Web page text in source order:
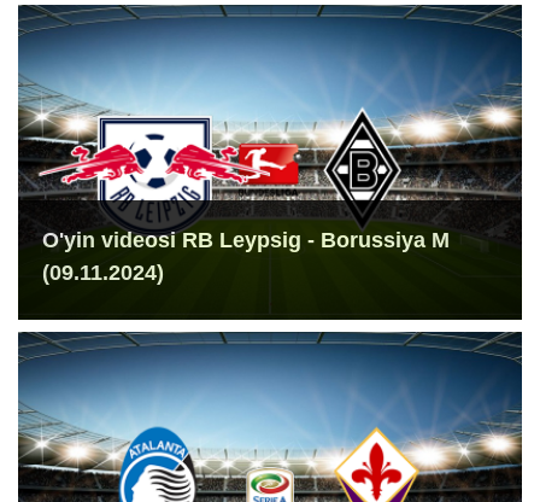
O'yin videosi RB Leypsig - Borussiya M
(09.11.2024)